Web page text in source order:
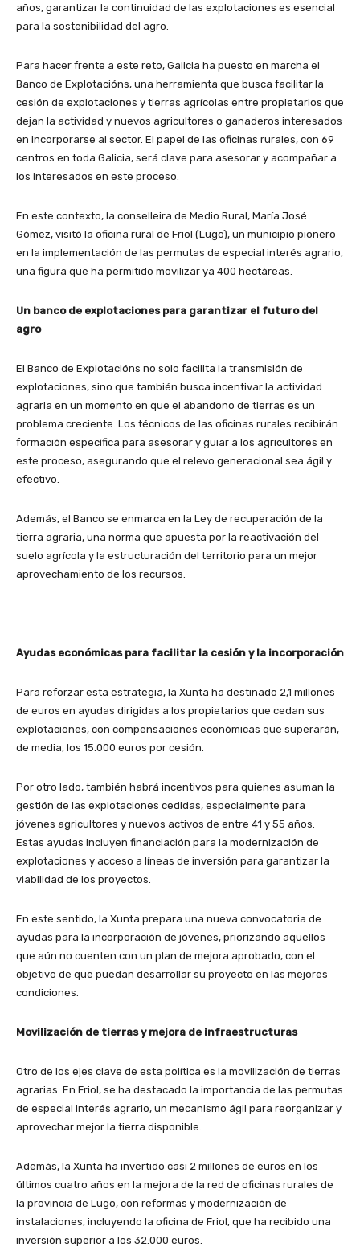
años, garantizar la continuidad de las explotaciones es esencial
para la sostenibilidad del agro.
Para hacer frente a este reto, Galicia ha puesto en marcha el
Banco de Explotacións, una herramienta que busca facilitar la
cesión de explotaciones y tierras agrícolas entre propietarios que
dejan la actividad y nuevos agricultores o ganaderos interesados
en incorporarse al sector. El papel de las oficinas rurales, con 69
centros en toda Galicia, será clave para asesorar y acompañar a
los interesados en este proceso.
En este contexto, la conselleira de Medio Rural, María José
Gómez, visitó la oficina rural de Friol (Lugo), un municipio pionero
en la implementación de las permutas de especial interés agrario,
una figura que ha permitido movilizar ya 400 hectáreas.
Un banco de explotaciones para garantizar el futuro del
agro
El Banco de Explotacións no solo facilita la transmisión de
explotaciones, sino que también busca incentivar la actividad
agraria en un momento en que el abandono de tierras es un
problema creciente. Los técnicos de las oficinas rurales recibirán
formación específica para asesorar y guiar a los agricultores en
este proceso, asegurando que el relevo generacional sea ágil y
efectivo.
Además, el Banco se enmarca en la Ley de recuperación de la
tierra agraria, una norma que apuesta por la reactivación del
suelo agrícola y la estructuración del territorio para un mejor
aprovechamiento de los recursos.
Ayudas económicas para facilitar la cesión y la incorporación
Para reforzar esta estrategia, la Xunta ha destinado 2,1 millones
de euros en ayudas dirigidas a los propietarios que cedan sus
explotaciones, con compensaciones económicas que superarán,
de media, los 15.000 euros por cesión.
Por otro lado, también habrá incentivos para quienes asuman la
gestión de las explotaciones cedidas, especialmente para
jóvenes agricultores y nuevos activos de entre 41 y 55 años.
Estas ayudas incluyen financiación para la modernización de
explotaciones y acceso a líneas de inversión para garantizar la
viabilidad de los proyectos.
En este sentido, la Xunta prepara una nueva convocatoria de
ayudas para la incorporación de jóvenes, priorizando aquellos
que aún no cuenten con un plan de mejora aprobado, con el
objetivo de que puedan desarrollar su proyecto en las mejores
condiciones.
Movilización de tierras y mejora de infraestructuras
Otro de los ejes clave de esta política es la movilización de tierras
agrarias. En Friol, se ha destacado la importancia de las permutas
de especial interés agrario, un mecanismo ágil para reorganizar y
aprovechar mejor la tierra disponible.
Además, la Xunta ha invertido casi 2 millones de euros en los
últimos cuatro años en la mejora de la red de oficinas rurales de
la provincia de Lugo, con reformas y modernización de
instalaciones, incluyendo la oficina de Friol, que ha recibido una
inversión superior a los 32.000 euros.